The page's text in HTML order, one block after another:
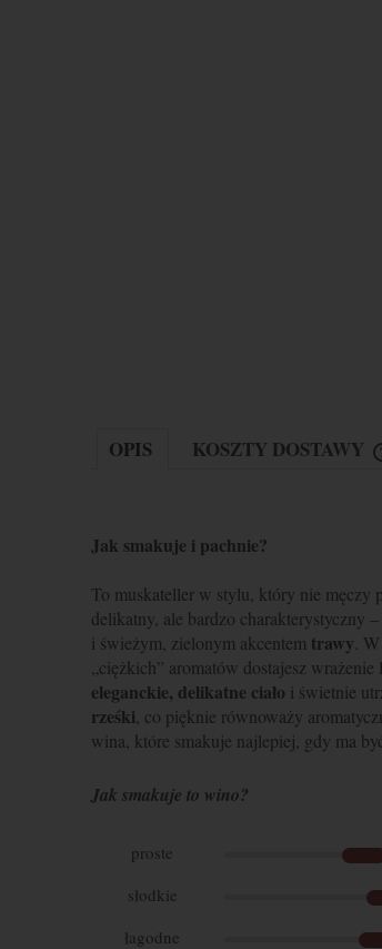
OPIS KOSZTY DOSTAWY
Jak smakuje i pachnie?
To muskateller w stylu, który nie męczy
delikatny, ale bardzo charakterystyczny
i świeżym, zielonym akcentem trawy .
„ciężkich” aromatów dostajesz
eleganckie, delikatne ciało i świetnie
rześki , co pięknie równoważy
wina, które smakuje najlepiej, gdy ma
Jak smakuje to wino?
proste
słodkie
łagodne